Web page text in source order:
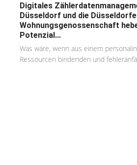
Digitales
Düsseldorf und die
Wohnungsgenossenschaft
Potenzial...
Was wäre, wenn aus einem
Ressourcen bindenden und